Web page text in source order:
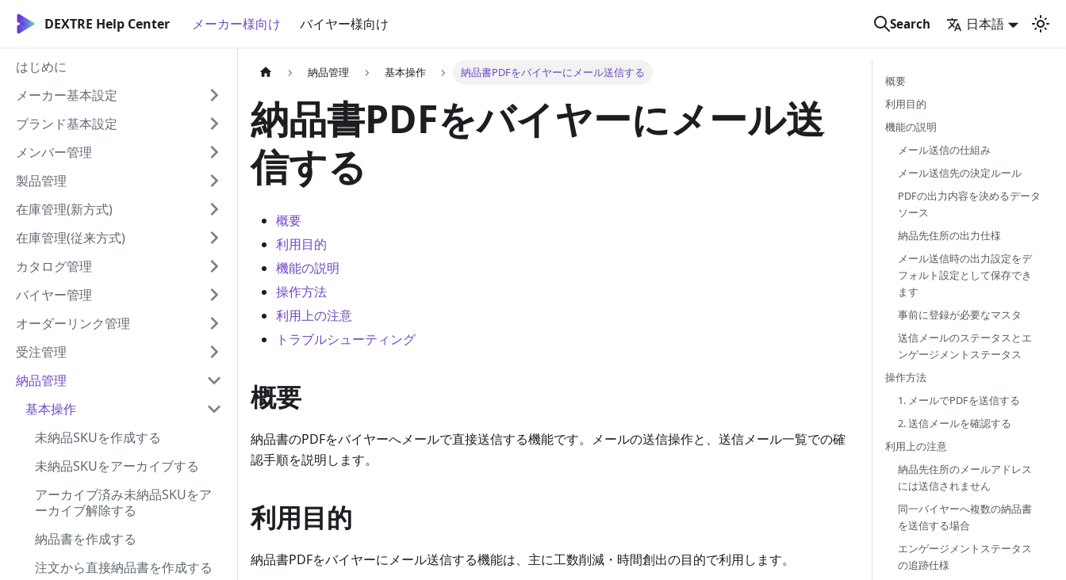
DEXTRE Help Center メーカー様向け バイヤー様向け Search 日本語
はじめに
メーカー基本設定
ブランド基本設定
メンバー管理
製品管理
在庫管理(新方式)
在庫管理(従来方式)
カタログ管理
バイヤー管理
オーダーリンク管理
受注管理
納品管理
基本操作
未納品SKUを作成する
未納品SKUをアーカイブする
アーカイブ済み未納品SKUをア
ーカイブ解除する
納品書を作成する
注文から直接納品書を作成する
納品管理 基本操作 納品書PDFをバイヤーにメール送信する
納品書PDFをバイヤーにメール送
信する
概要
利用目的
機能の説明
操作方法
利用上の注意
トラブルシューティング
概要
納品書のPDFをバイヤーへメールで直接送信する機能です。メールの送信操作と、送信メール一覧での確
認手順を説明します。
利用目的
納品書PDFをバイヤーにメール送信する機能は、主に工数削減・時間創出の目的で利用します。
概要
利用目的
機能の説明
メール送信の仕組み
メール送信先の決定ルール
PDFの出力内容を決めるデータ
ソース
納品先住所の出力仕様
メール送信時の出力設定をデ
フォルト設定として保存でき
ます
事前に登録が必要なマスタ
送信メールのステータスとエ
ンゲージメントステータス
操作方法
1. メールでPDFを送信する
2. 送信メールを確認する
利用上の注意
納品先住所のメールアドレス
には送信されません
同一バイヤーへ複数の納品書
を送信する場合
エンゲージメントステータス
の追跡仕様